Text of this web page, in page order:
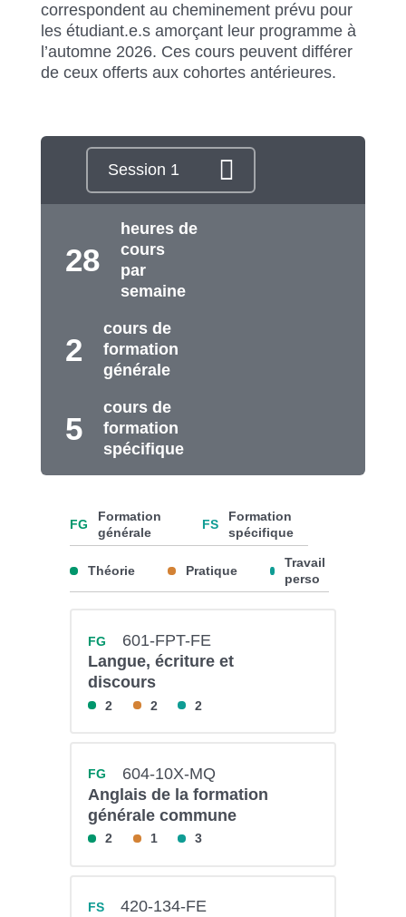
correspondent au cheminement prévu pour
les étudiant.e.s amorçant leur programme à
l’automne 2026. Ces cours peuvent différer
de ceux offerts aux cohortes antérieures.
28
heures de
cours
par
semaine
2
cours de
formation
générale
5
cours de
formation
spécifique
FG
Formation
générale
FS
Formation
spécifique
Théorie Pratique
Travail
perso
FG
601-FPT-FE
Langue, écriture et
discours
2 2 2
FG
604-10X-MQ
Anglais de la formation
générale commune
2 1 3
FS
420-134-FE